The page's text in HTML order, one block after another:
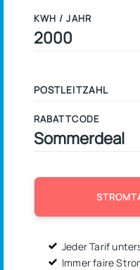
KWH / JAHR
RABATTCODE
Jeder Tarif
Immer faire